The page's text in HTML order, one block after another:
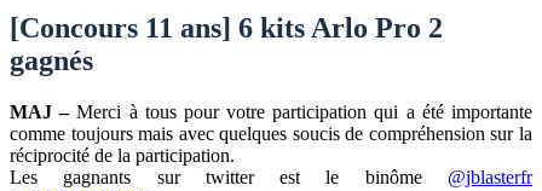
[Concours 11 ans] 6 kits Arlo Pro 2
gagnés
MAJ –Merci à tous pour votre participation qui a été importante
comme toujours mais avec quelques soucis de compréhension sur la
réciprocité de la participation.
Les gagnants sur twitter est le binôme @jblasterfr